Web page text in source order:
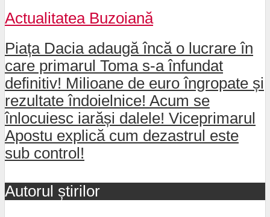
Actualitatea Buzoiană
Piața Dacia adaugă încă o lucrare în
care primarul Toma s-a înfundat
definitiv! Milioane de euro îngropate și
rezultate îndoielnice! Acum se
înlocuiesc iarăși dalele! Viceprimarul
Apostu explică cum dezastrul este
sub control!
Autorul știrilor